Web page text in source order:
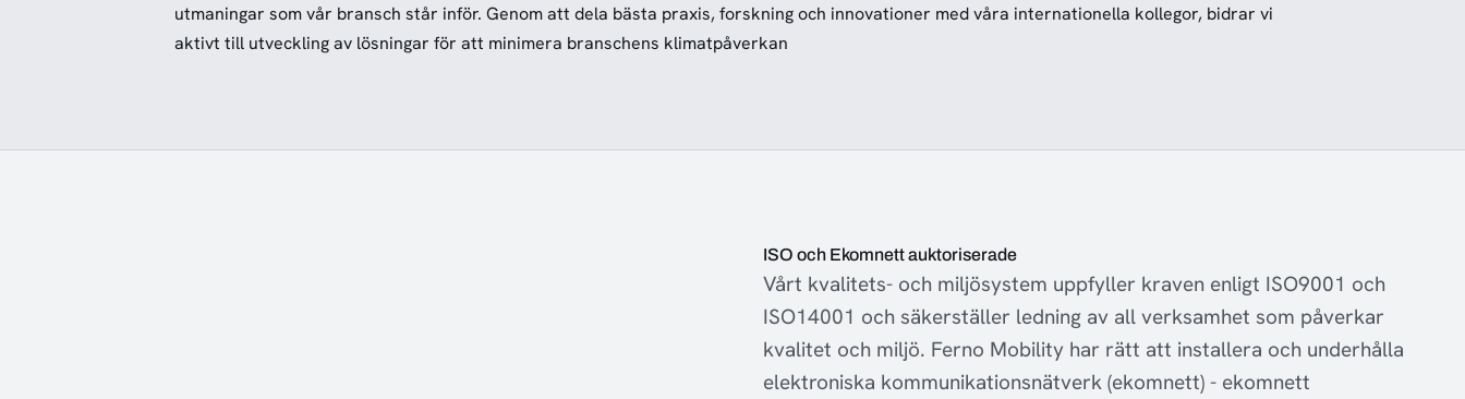
utmaningar som vår bransch står inför. Genom att dela bästa praxis, forskning och innovationer med våra internationella kollegor, bidrar vi
aktivt till utveckling av lösningar för att minimera branschens klimatpåverkan
ISO och Ekomnett auktoriserade
Vårt kvalitets- och miljösystem uppfyller kraven enligt ISO9001 och
ISO14001 och säkerställer ledning av all verksamhet som påverkar
kvalitet och miljö. Ferno Mobility har rätt att installera och underhålla
elektroniska kommunikationsnätverk (ekomnett) - ekomnett